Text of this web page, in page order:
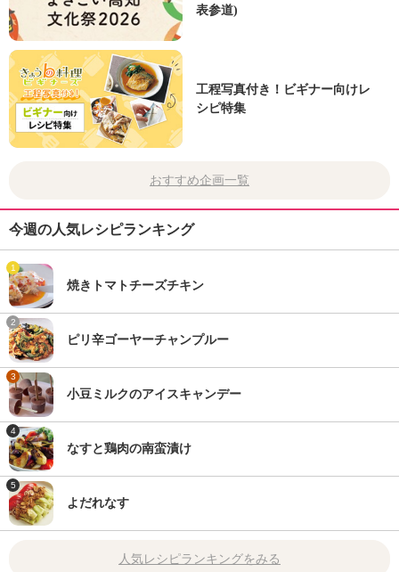
表参道)
工程写真付き！ビギナー向けレ
シピ特集
おすすめ企画一覧
今週の人気レシピランキング
1
焼きトマトチーズチキン
2
ピリ辛ゴーヤーチャンプルー
3
小豆ミルクのアイスキャンデー
4
なすと鶏肉の南蛮漬け
5
よだれなす
人気レシピランキングをみる